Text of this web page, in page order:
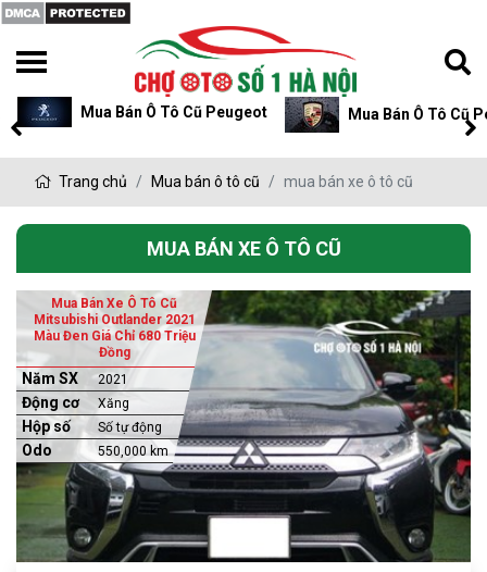
Mua Bán Ô Tô Cũ Peugeot Mua Bán Ô Tô Cũ
Trang chủ Mua bán ô tô cũ mua bán xe ô tô cũ
MUA BÁN XE Ô TÔ CŨ
Mua Bán Xe Ô Tô Cũ
Mitsubishi Outlander 2021
Màu Đen Giá Chỉ 680 Triệu
Đồng
Năm SX 2021
Động cơ Xăng
Hộp số Số tự động
Odo 550,000 km